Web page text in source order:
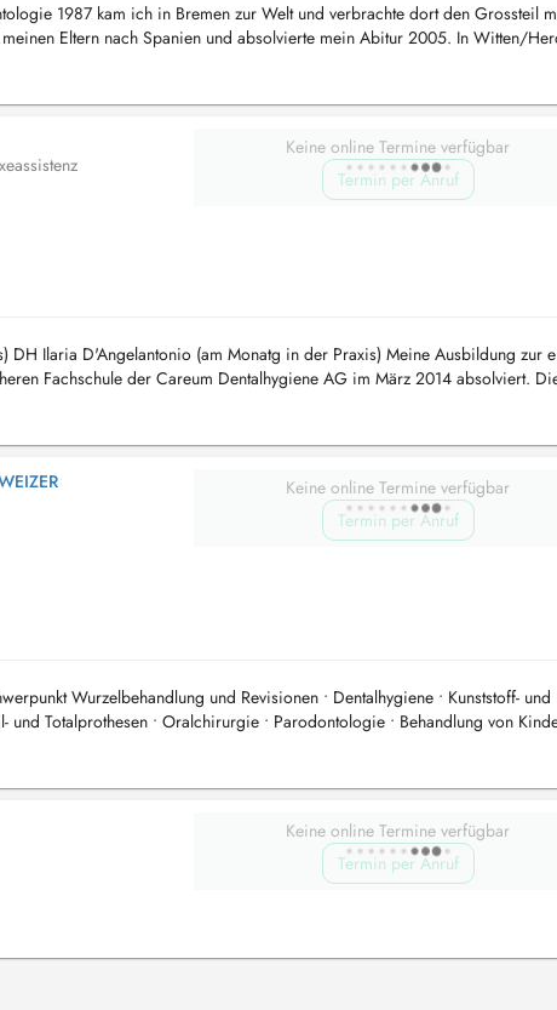
1987 kam ich in Bremen zur Welt und verbrachte dort den Grossteil
Eltern nach Spanien und absolvierte mein Abitur 2005. In Witten/
ic...
Keine online Termine verfügbar
Termin per Anruf
DH Ilaria D'Angelantonio (am Monatg in der Praxis) Meine Ausbildung zur
Fachschule der Careum Dentalhygiene AG im März 2014 absolviert.
Keine online Termine verfügbar
Termin per Anruf
Wurzelbehandlung und Revisionen • Dentalhygiene • Kunststoff- und
und Totalprothesen • Oralchirurgie • Parodontologie • Behandlung von
Keine online Termine verfügbar
Termin per Anruf